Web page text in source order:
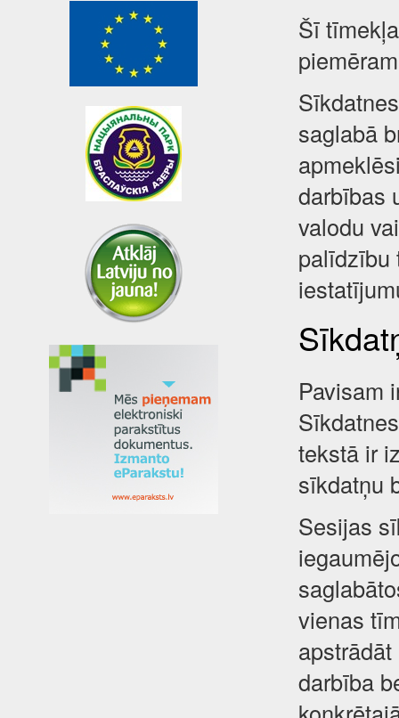
Šī
saglabā
darbības
valodu
palīdzību
Pavisam
tekstā ir
sīkdatņu
Sesijas
vienas
darbība